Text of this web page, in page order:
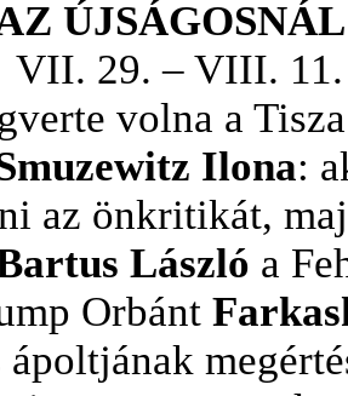
ÚJSÁGOSNÁL
VII. 29. – VIII. 11.
volna a
Ilona:
az önkritikát,
László a
Orbánt